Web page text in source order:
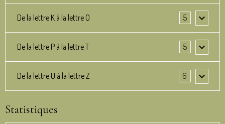
De la lettre K à la lettre O 5
De la lettre P à la lettre T 5
De la lettre U à la lettre Z 6
Statistiques